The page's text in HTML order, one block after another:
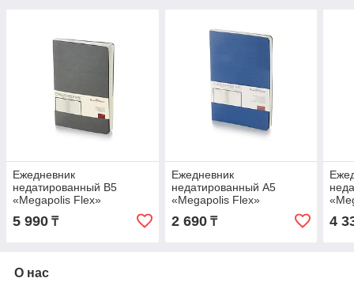
Ежедневник
недатированный B5
«Megapolis Flex»
5 990 ₸
Ежедневник
недатированный А5
«Megapolis Flex»
2 690₸ 4
О нас